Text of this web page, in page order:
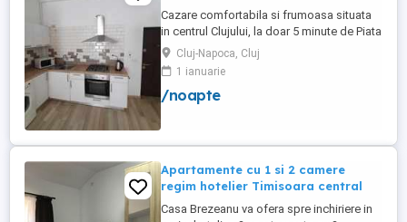
Cazare comfortabila si frumoasa situata
in centrul Clujului, la doar 5 minute de Piata
Mihai Viteazu, intr-un bloc nou.
Apartamentul este mobilat si utilat
complet, avand aragaz, hota, cuptor de
microunde, fierbator de apa, masina de
Cluj-Napoca, Cluj
1 ianuarie
/noapte
Apartamente cu 1 si 2 camere
regim hotelier Timisoara central
Casa Brezeanu va ofera spre inchiriere in